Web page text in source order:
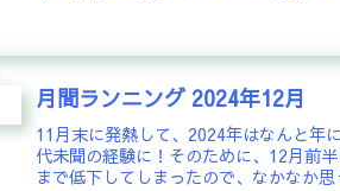
月間ランニング 2024年12月
11月末に発熱して、2024年はなんと年
代未聞の経験に！そのために、12月前
まで低下してしまったので、なかなか